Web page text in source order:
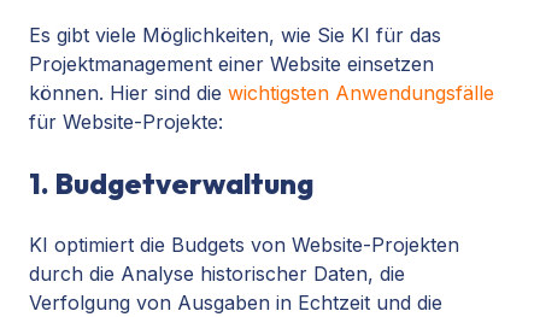
Es gibt viele Möglichkeiten, wie Sie KI für das
Projektmanagement einer Website einsetzen
können. Hier sind die wichtigsten Anwendungsfälle
für Website-Projekte:
1. Budgetverwaltung
KI optimiert die Budgets von Website-Projekten
durch die Analyse historischer Daten, die
Verfolgung von Ausgaben in Echtzeit und die